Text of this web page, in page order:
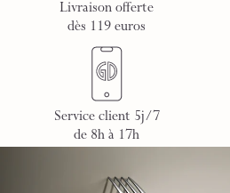
Livraison offerte
dès 119 euros
Service client 5j/7
de 8h à 17h